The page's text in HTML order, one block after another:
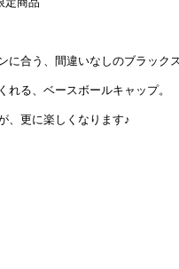
に合う、間違いなしのブラック
れる、ベースボールキャップ。
、更に楽しくなります♪